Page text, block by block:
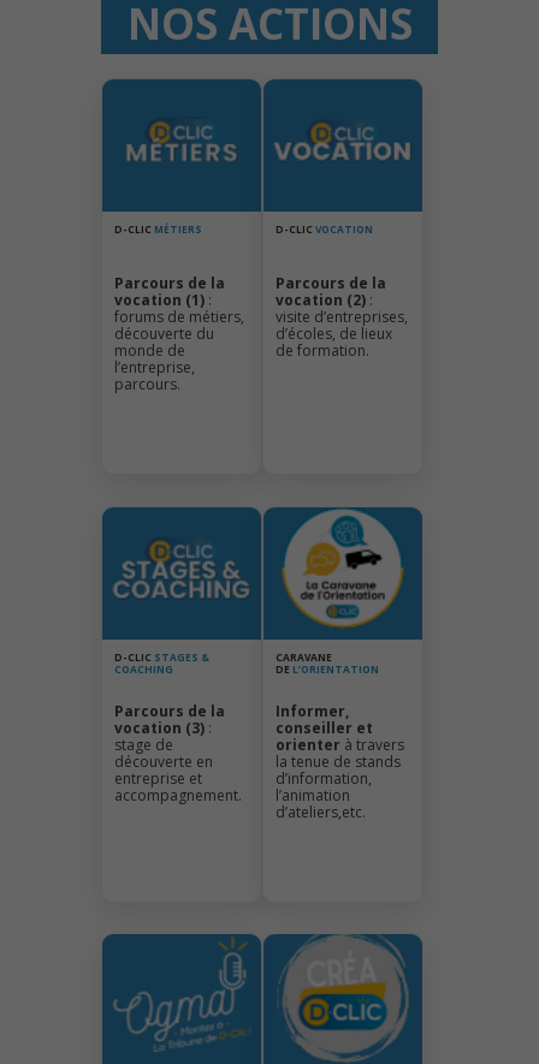
NOS ACTIONS
D-CLIC MÉTIERS
Parcours de la
vocation (1) :
forums de métiers,
découverte du
monde de
l’entreprise,
parcours.
D-CLIC VOCATION
Parcours de la
vocation (2) :
visite d’entreprises,
d’écoles, de lieux
de formation.
D-CLIC STAGES &
COACHING
Parcours de la
vocation (3) :
stage de
découverte en
entreprise et
accompagnement.
CARAVANE
DE L’ORIENTATION
Informer,
conseiller et
orienter à travers
la tenue de stands
d’information,
l’animation
d’ateliers,etc.